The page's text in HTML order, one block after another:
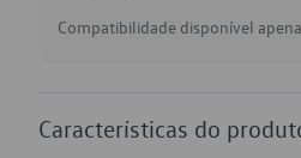
Compatibilidade disponível
Características do